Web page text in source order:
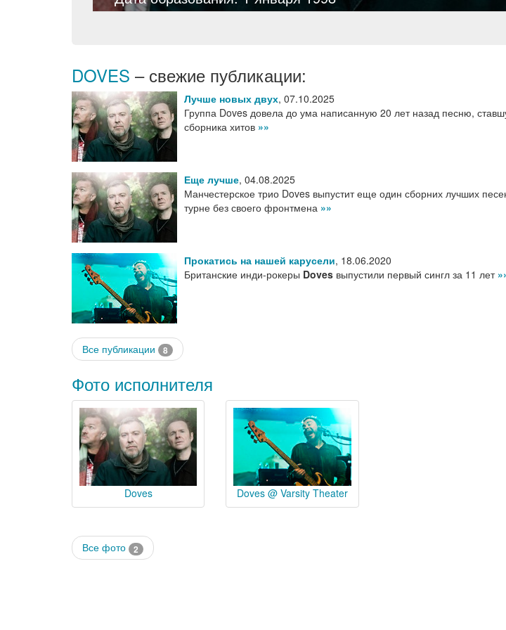
DOVES – свежие публикации:
Лучше новых двух, 07.10.2025
Группа Doves довела до ума написанную 20 лет назад песню,
сборника хитов »»
Еще лучше, 04.08.2025
Манчестерское трио Doves выпустит еще один сборних лучших
турне без своего фронтмена »»
Прокатись на нашей карусели, 18.06.2020
Британские инди-рокеры Doves выпустили первый сингл за 11 лет
Все публикации 8
Фото исполнителя
Doves Doves @ Varsity Theater
Все фото 2